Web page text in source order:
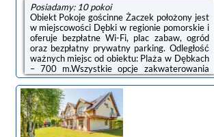
Posiadamy: 10 pokoi
Obiekt Pokoje gościnne Żaczek położony jest
w miejscowości Dębki w regionie pomorskie i
oferuje bezpłatne Wi-Fi, plac zabaw, ogród
oraz bezpłatny prywatny parking. Odległość
ważnych miejsc od obiektu: Plaża w Dębkach
– 700 m.Wszystkie opcje zakwaterowania
wyposażone są w telewizor z płaskim
ekranem i mają balkon oraz prywatną
łazienkę z prysznicem. Wyposażenie
obejmuje także lodówkę i czajnik.Na terenie
obiektu Pokoje gościnne Żaczek znajduje się
taras.Lotnisko Lotnisko Gdańsk-Rębiechowo